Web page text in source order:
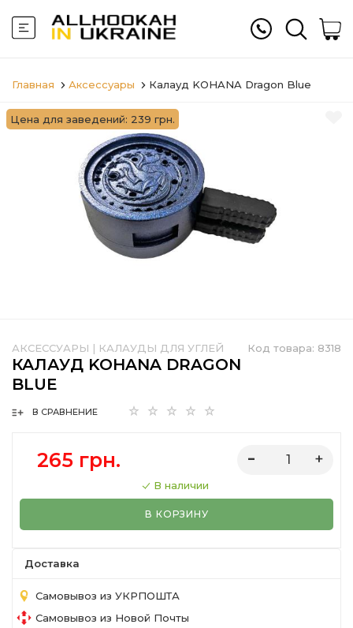
Главная Аксессуары Калауд KOHANA Dragon Blue
Цена для заведений: 239 грн.
Код товара: 8318
АКСЕССУАРЫ | КАЛАУДЫ ДЛЯ УГЛЕЙ
КАЛАУД KOHANA DRAGON
BLUE
В СРАВНЕНИЕ
265 грн.
В наличии
В КОРЗИНУ
Доставка
Самовывоз из УКРПОШТА
Самовывоз из Новой Почты